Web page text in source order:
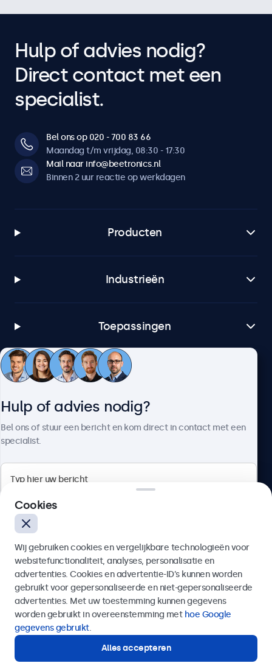
Hulp of advies nodig?
Direct contact met een
specialist.
Bel ons op 020 - 700 83 66
Maandag t/m vrijdag, 08:30 - 17:30
Mail naar info@beetronics.nl
Binnen 2 uur reactie op werkdagen
Producten
Industrieën
Toepassingen
Klantenservice
4.8/5 door 5000+ bedrijven
Nederlands
Hulp of advies nodig?
Bel ons of stuur een bericht en kom direct in contact met een
specialist.
Verzenden
Of bel ons op
Hulp of advies nodig?
Direct contact met een specialist.
Cookies
Wij gebruiken cookies en vergelijkbare technologieën voor
websitefunctionaliteit, analyses, personalisatie en
advertenties. Cookies en advertentie-ID’s kunnen worden
gebruikt voor gepersonaliseerde en niet-gepersonaliseerde
advertenties. Met uw toestemming kunnen gegevens
worden gebruikt in overeenstemming met hoe Google
gegevens gebruikt.
Alles accepteren